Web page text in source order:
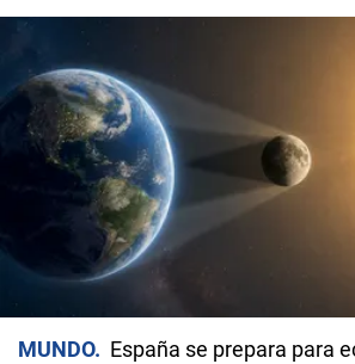
MUNDO España se prepara para